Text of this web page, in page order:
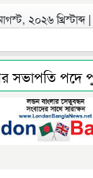
২০২৬ খ্রিস্টাব্দ |
পদে
পর সিলেট